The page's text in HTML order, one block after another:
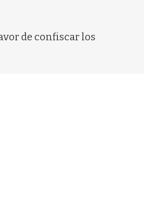
de confiscar los